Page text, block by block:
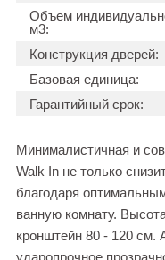
Объем
м3:
Конструкция дверей:
Базовая единица:
Гарантийный срок:
Минималистичная и
Walk In не только
благодаря
ванную комнату.
кронштейн 80 - 120 см.
ударопрочное